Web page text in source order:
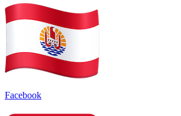
Facebook